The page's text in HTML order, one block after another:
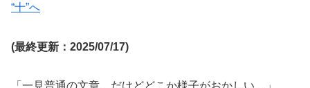
“十”へ
(最終更新：2025/07/17)